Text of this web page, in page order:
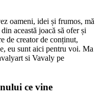
oameni, idei și frumos, mă
această joacă să ofer și
de creator de conținut,
eu sunt aici pentru voi. Ma
si Vavaly pe
ce vine